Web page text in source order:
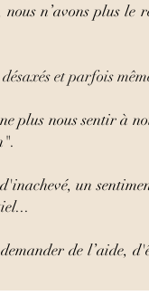
n’avons plus le
et parfois
plus nous sentir à
un
de l’aide,